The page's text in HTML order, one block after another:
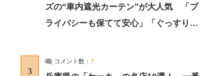
ズの“車内遮光カーテン”が大人気 「プ
ライバシーも保てて安心」「ぐっすり眠
3
コメント数： 7